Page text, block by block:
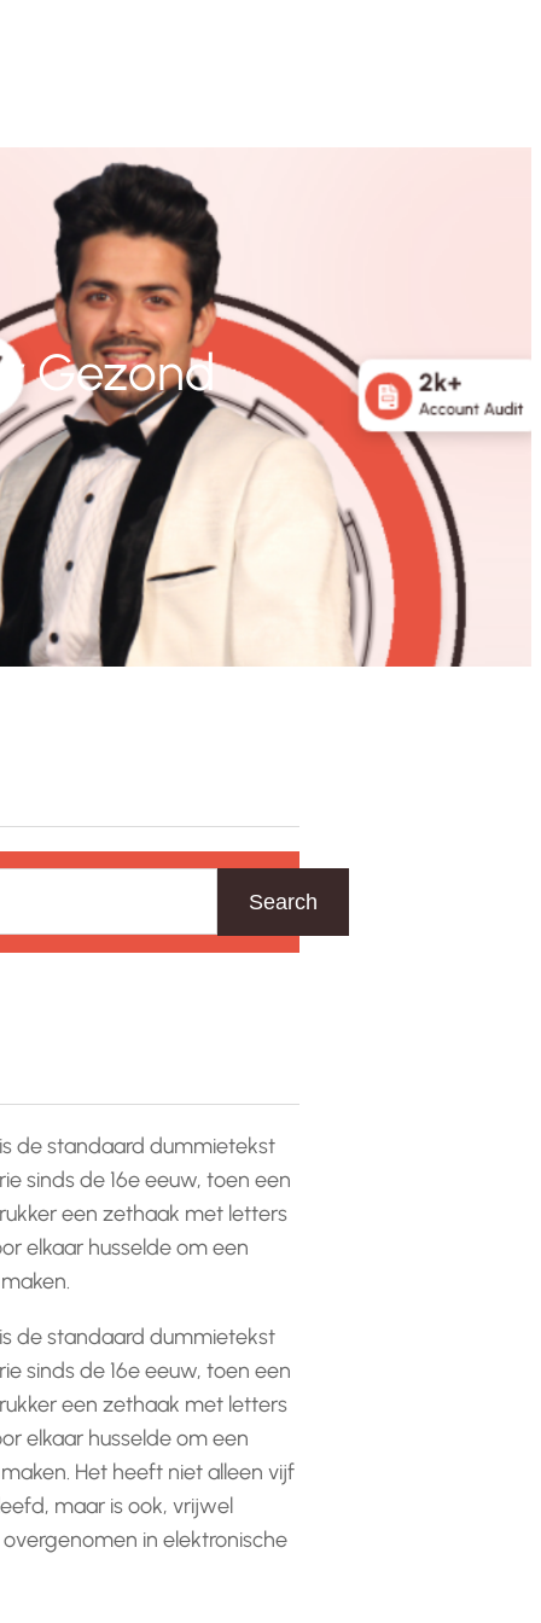
Gezond
Search
de standaard dummietekst
sinds de 16e eeuw, toen een
een zethaak met letters
elkaar husselde om een
de standaard dummietekst
sinds de 16e eeuw, toen een
een zethaak met letters
elkaar husselde om een
Het heeft niet alleen vijf
maar is ook, vrijwel
in elektronische